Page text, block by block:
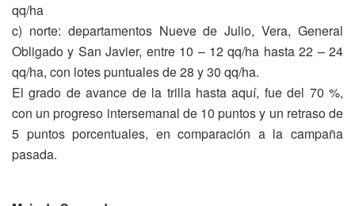
qq/ha
c) norte: departamentos Nueve de Julio, Vera, General
Obligado y San Javier, entre 10 – 12 qq/ha hasta 22 – 24
qq/ha, con lotes puntuales de 28 y 30 qq/ha.
El grado de avance de la trilla hasta aquí, fue del 70 %,
con un progreso intersemanal de 10 puntos y un retraso de
5 puntos porcentuales, en comparación a la campaña
pasada.